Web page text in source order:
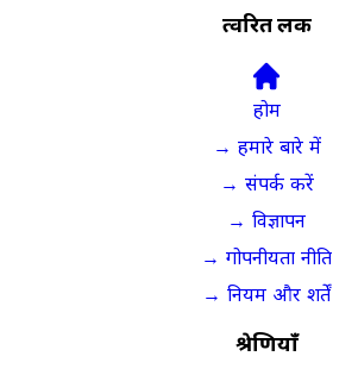
त्वरित लिंक
होम
→ हमारे बारे में
→ संपर्क करें
→ विज्ञापन
→ गोपनीयता नीति
→ नियम और शर्तें
श्रेणियाँ